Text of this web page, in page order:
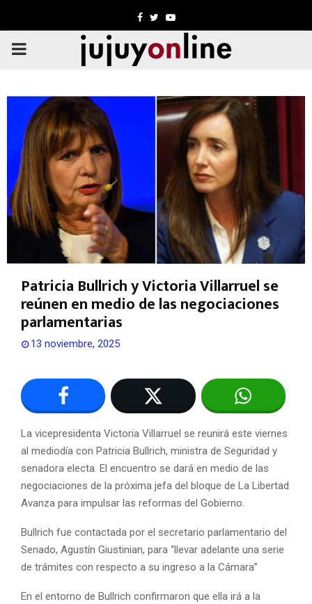
Facebook
TwitterYoutube
PRIMARY
Patricia Bullrich y Victoria Villarruel se
reúnen en medio de las negociaciones
parlamentarias
13 noviembre, 2025
La vicepresidenta Victoria Villarruel se reunirá este viernes
al mediodía con Patricia Bullrich, ministra de Seguridad y
senadora electa. El encuentro se dará en medio de las
negociaciones de la próxima jefa del bloque de La Libertad
Avanza para impulsar las reformas del Gobierno.
Bullrich fue contactada por el secretario parlamentario del
Senado, Agustín Giustinian, para “llevar adelante una serie
de trámites con respecto a su ingreso a la Cámara”
En el entorno de Bullrich confirmaron que ella irá a la